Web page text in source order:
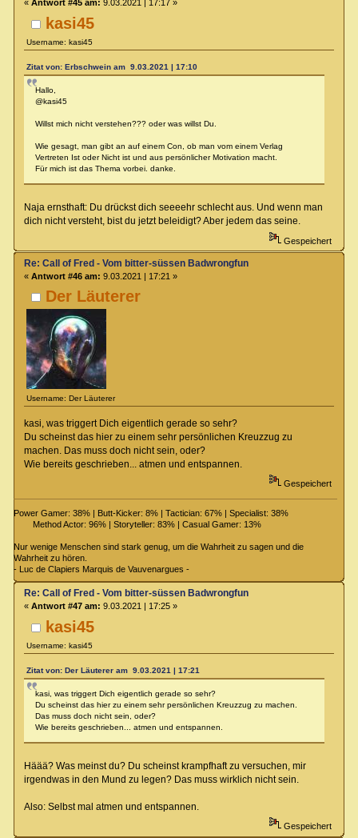
kasi45
Username: kasi45
« Antwort #45 am: 9.03.2021 | 17:17 »
Zitat von: Erbschwein am 9.03.2021 | 17:10
Hallo,
@kasi45
Willst mich nicht verstehen??? oder was willst Du.
Wie gesagt, man gibt an auf einem Con, ob man vom einem Verlag
Vertreten Ist oder Nicht ist und aus persönlicher Motivation macht.
Für mich ist das Thema vorbei. danke.
Naja ernsthaft: Du drückst dich seeeehr schlecht aus. Und wenn man
dich nicht versteht, bist du jetzt beleidigt? Aber jedem das seine.
Gespeichert
Der Läuterer
Username: Der Läuterer
Re: Call of Fred - Vom bitter-süssen Badwrongfun
« Antwort #46 am: 9.03.2021 | 17:21 »
kasi, was triggert Dich eigentlich gerade so sehr?
Du scheinst das hier zu einem sehr persönlichen Kreuzzug zu
machen. Das muss doch nicht sein, oder?
Wie bereits geschrieben... atmen und entspannen.
Gespeichert
Power Gamer: 38% | Butt-Kicker: 8% | Tactician: 67% | Specialist: 38%
Method Actor: 96% | Storyteller: 83% | Casual Gamer: 13%
Nur wenige Menschen sind stark genug, um die Wahrheit zu sagen und die
Wahrheit zu hören.
- Luc de Clapiers Marquis de Vauvenargues -
kasi45
Username: kasi45
Re: Call of Fred - Vom bitter-süssen Badwrongfun
« Antwort #47 am: 9.03.2021 | 17:25 »
Zitat von: Der Läuterer am 9.03.2021 | 17:21
kasi, was triggert Dich eigentlich gerade so sehr?
Du scheinst das hier zu einem sehr persönlichen Kreuzzug zu machen.
Das muss doch nicht sein, oder?
Wie bereits geschrieben... atmen und entspannen.
Häää? Was meinst du? Du scheinst krampfhaft zu versuchen, mir
irgendwas in den Mund zu legen? Das muss wirklich nicht sein.
Also: Selbst mal atmen und entspannen.
Gespeichert